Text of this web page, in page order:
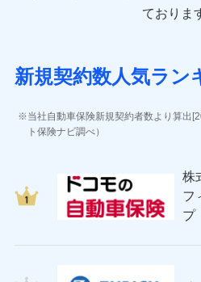
AIG損害保険株式会社
ジェイアイ傷害火災保険株式
ソニー損害保険株式会社
(https://www.sonysonpo.co.jp/)
ＳＯＭＰＯダイレクト損害保
(https://www.sompo-
チューリッヒ保険会社
ておりま
新規契約数人気ラン
当社自動車保険新規契約者数より算出
ト保険ナビ調べ）
株
フ
プ